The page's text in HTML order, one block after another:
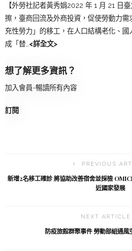
【外勞社記者黃秀娟2022 年 1 月 21 日
擦，臺商回流及外商投資，促使勞動力
充性勞力」的移工，在人口結構老化、
成「替… <詳全文>
想了解更多資訊？
加入會員-暢讀所有內容
訂閱
PREVIOUS
新增2名移工確診 將協助改善宿舍並採檢
近國家發展
NEXT ARTICLE
防疫旅館群聚事件 勞動部組通風